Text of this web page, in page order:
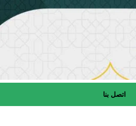
اتصل بنا